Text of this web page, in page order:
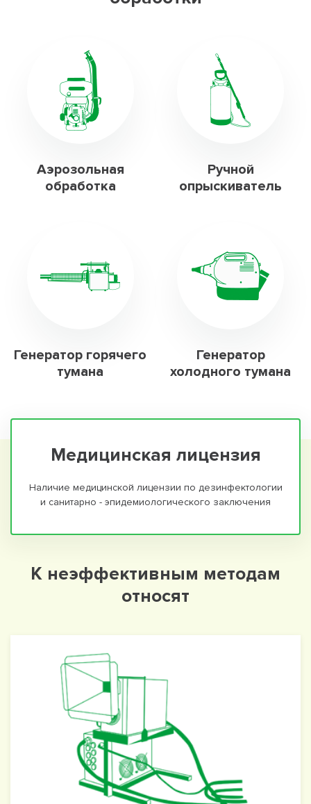
Аэрозольная
обработка
Ручной
опрыскиватель
Генератор горячего
тумана
Генератор
холодного тумана
Медицинская лицензия
Наличие медицинской лицензии по дезинфектологии
и санитарно - эпидемиологического заключения
К неэффективным методам
относят